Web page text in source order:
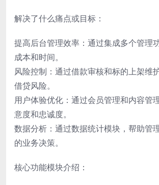
解决了什么痛点或目标：
提高后台管理效率：通过集成多个管理
成本和时间。
风险控制：通过借款审核和标的上架维
借贷风险。
用户体验优化：通过会员管理和内容管
意度和忠诚度。
数据分析：通过数据统计模块，帮助管
的业务决策。
核心功能模块介绍：